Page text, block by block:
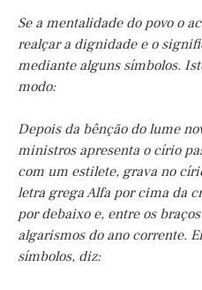
Se a mentalidade do povo o
realçar a dignidade e o
mediante alguns símbolos.
modo:
Depois da bênção do lume
ministros apresenta o círio
com um estilete, grava no
letra grega Alfa por cima da
por debaixo e, entre os
algarismos do ano corrente.
símbolos, diz: